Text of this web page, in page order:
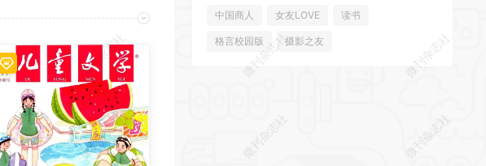
中国商人 女友LOVE 读书
格言校园版 摄影之友
微刊杂志社 微刊杂志社
微刊杂志社
微刊杂志社 微刊杂志社
微刊杂志社